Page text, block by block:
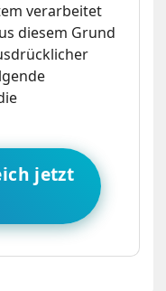
verarbeitet
diesem Grund
jetzt